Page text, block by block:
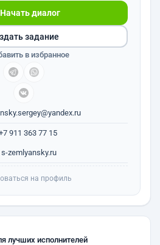
911 363 77 15
Начать диалог
s-zemlyansky.ru
задание
в избранное
на профиль
лучших исполнителей